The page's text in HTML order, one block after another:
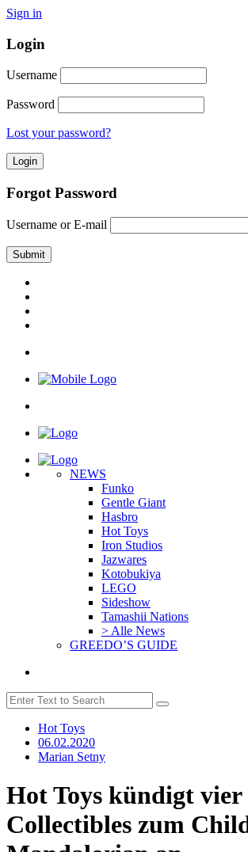
Sign in
Login
Username
Password
Lost your password?
Forgot Password
Username or E-mail
NEWS
Funko
Gentle Giant
Hasbro
Hot Toys
Iron Studios
Jazwares
Kotobukiya
LEGO
Sideshow
Tamashii Nations
> Alle News
GREEDO’S GUIDE
Hot Toys
06.02.2020
Marian Setny
Hot Toys kündigt vier
Collectibles zum